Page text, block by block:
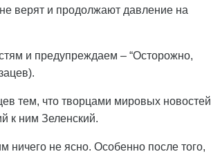
верят и продолжают давление на
и предупреждаем – “Осторожно,
тем, что творцами мировых новостей
к ним Зеленский.
не ясно. Особенно после того,